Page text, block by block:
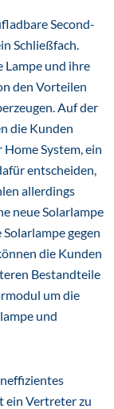
Second-
Schließfach.
Lampe und ihre
den Vorteilen
Auf der
die Kunden
Home System, ein
entscheiden,
allerdings
neue Solarlampe
gegen
die Kunden
Bestandteile
um die
und
ein Vertreter zu